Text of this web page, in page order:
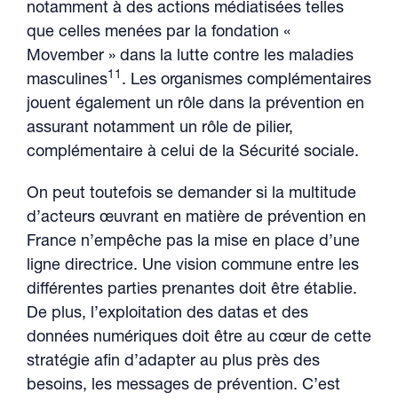
notamment à des actions médiatisées telles
que celles menées par la fondation «
Movember » dans la lutte contre les maladies
masculines11 . Les organismes complémentaires
jouent également un rôle dans la prévention en
assurant notamment un rôle de pilier,
complémentaire à celui de la Sécurité sociale.
On peut toutefois se demander si la multitude
d’acteurs œuvrant en matière de prévention en
France n’empêche pas la mise en place d’une
ligne directrice. Une vision commune entre les
différentes parties prenantes doit être établie.
De plus, l’exploitation des datas et des
données numériques doit être au cœur de cette
stratégie afin d’adapter au plus près des
besoins, les messages de prévention. C’est